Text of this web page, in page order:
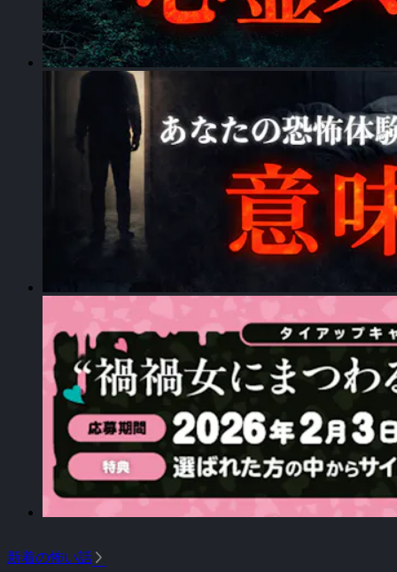
新着の怖い話 arrow_forward_ios